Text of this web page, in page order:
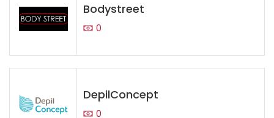
Bodystreet
0
DepilConcept
0